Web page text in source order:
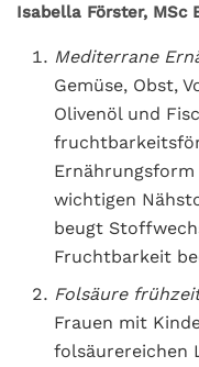
Isabella Förster, MSc
Mediterrane
Gemüse, Obst,
Olivenöl und
wichtigen
beugt
Fruchtbarkeit
Folsäure
Frauen mit
folsäurereichen